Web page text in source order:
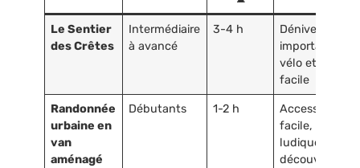
Le Sentier
des Crêtes
Intermédiaire
à avancé
3-4 h
Dénivelé
important, mix
vélo et
facile
Randonnée
urbaine en
van
aménagé
Débutants 1-2 h
Accessibilité
facile, pause
ludique et
découverte